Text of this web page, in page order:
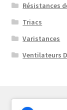
Résistances
Triacs
Varistances
Ventilateurs